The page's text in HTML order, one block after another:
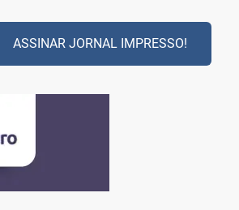
ASSINAR JORNAL IMPRESSO!